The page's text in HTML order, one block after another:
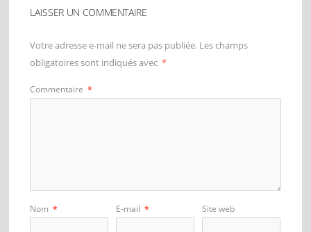
LAISSER UN COMMENTAIRE
Votre adresse e-mail ne sera pas publiée. Les champs
obligatoires sont indiqués avec *
Commentaire *
Nom * E-mail * Site web